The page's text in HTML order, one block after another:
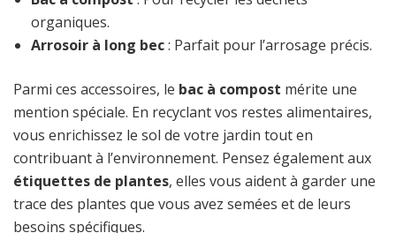
organiques.
Arrosoir à long bec: Parfait pour l’arrosage précis.
Parmi ces accessoires, le bac à compost mérite une
mention spéciale. En recyclant vos restes alimentaires,
vous enrichissez le sol de votre jardin tout en
contribuant à l’environnement. Pensez également aux
étiquettes de plantes, elles vous aident à garder une
trace des plantes que vous avez semées et de leurs
besoins spécifiques.